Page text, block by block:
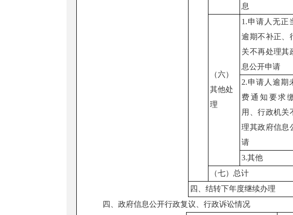
息
（六）
其他处
理
1.申请人无正
逾期不补正、
关不再处理其
息公开申请
2.申请人逾期
费通知要求
用、行政机关
理其政府信息
请
3.其他
（七）总计
四、结转下年度继续办理
四、政府信息公开行政复议、行政诉讼情况